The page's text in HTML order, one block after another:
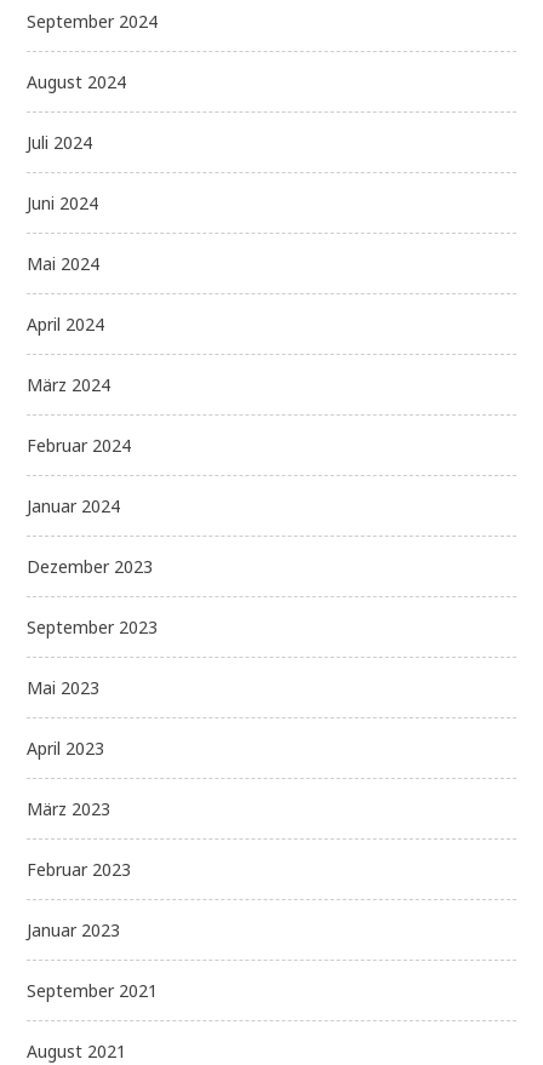
September 2024
August 2024
Juli 2024
Juni 2024
Mai 2024
April 2024
März 2024
Februar 2024
Januar 2024
Dezember 2023
September 2023
Mai 2023
April 2023
März 2023
Februar 2023
Januar 2023
September 2021
August 2021